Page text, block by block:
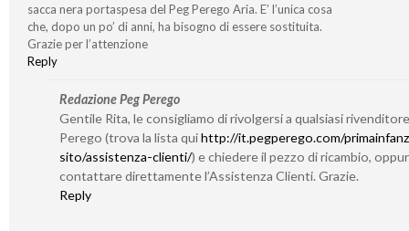
sacca nera portaspesa del Peg Perego Aria. E’ l’unica cosa
che, dopo un po’ di anni, ha bisogno di essere sostituita.
Grazie per l’attenzione
Reply
Redazione Peg Perego
Gentile Rita, le consigliamo di rivolgersi a qualsiasi
Perego (trova la lista quihttp://it.pegperego.com/
sito/assistenza-clienti/) e chiedere il pezzo di ricambio,
contattare direttamente l’Assistenza Clienti. Grazie.
Reply